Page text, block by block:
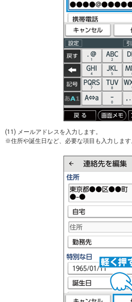
(11) メールアドレスを入力します。
※住所や誕生日など、必要な項目も入力します